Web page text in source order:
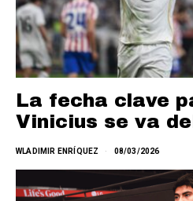
La fecha clave
Vinicius se va
WLADIMIR ENRÍQUEZ 08/03/2026